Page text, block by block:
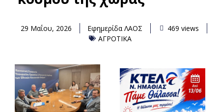
29 Μαΐου, 2026 Εφημερίδα ΛΑΟΣ
469 views
ΑΓΡΟΤΙΚΑ